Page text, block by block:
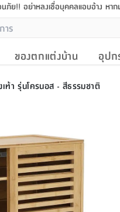
นภัย!! อย่าหลงเชื่อบุคคลแอบอ้าง ห
ของตกแต่งบ้าน อุปก
เท้า รุ่นโครนอส - สีธรรมชาติ